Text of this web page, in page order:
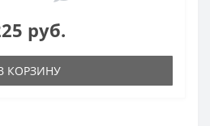
руб.
КОРЗИНУ